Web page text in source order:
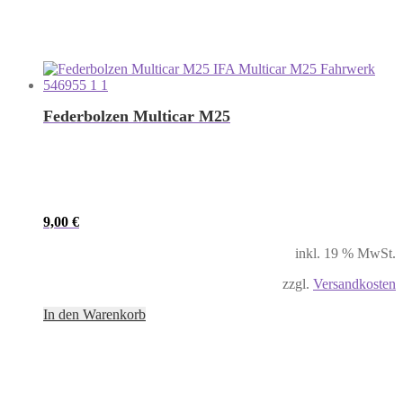
Federbolzen Multicar M25
9,00 €
inkl. 19 % MwSt.
zzgl. Versandkosten
In den Warenkorb